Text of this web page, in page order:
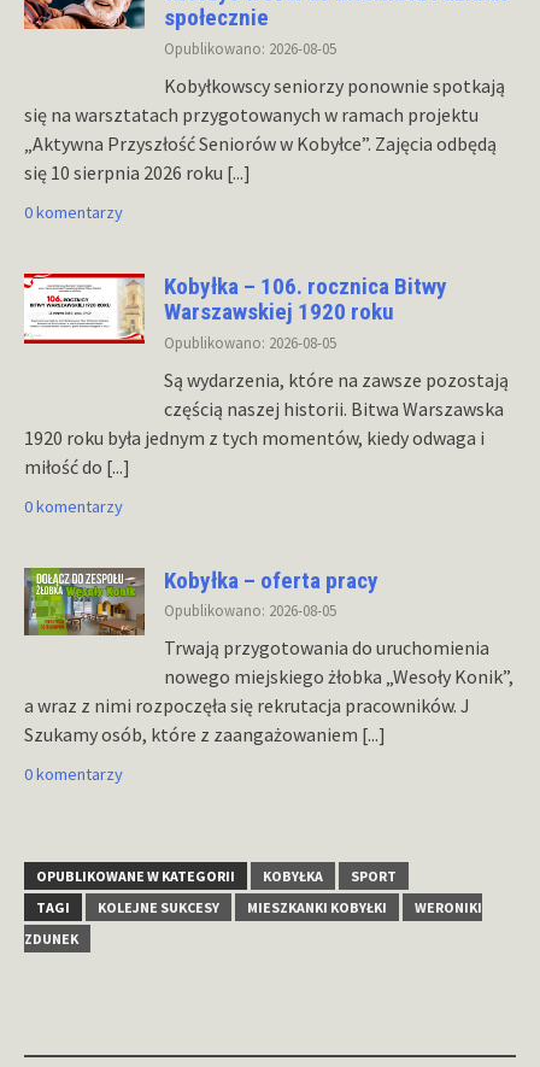
społecznie
Opublikowano: 2026-08-05
Kobyłkowscy seniorzy ponownie spotkają
się na warsztatach przygotowanych w ramach projektu
„Aktywna Przyszłość Seniorów w Kobyłce”. Zajęcia odbędą
się 10 sierpnia 2026 roku [...]
0 komentarzy
Kobyłka – 106. rocznica Bitwy
Warszawskiej 1920 roku
Opublikowano: 2026-08-05
Są wydarzenia, które na zawsze pozostają
częścią naszej historii. Bitwa Warszawska
1920 roku była jednym z tych momentów, kiedy odwaga i
miłość do [...]
0 komentarzy
Kobyłka – oferta pracy
Opublikowano: 2026-08-05
Trwają przygotowania do uruchomienia
nowego miejskiego żłobka „Wesoły Konik”,
a wraz z nimi rozpoczęła się rekrutacja pracowników. J
Szukamy osób, które z zaangażowaniem [...]
0 komentarzy
OPUBLIKOWANE W KATEGORII KOBYŁKA
SPORT
TAGI
KOLEJNE SUKCESY MIESZKANKI KOBYŁKI
WERONIKI
ZDUNEK